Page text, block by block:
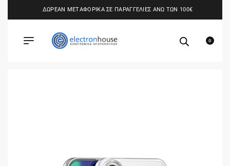
ΔΩΡΕΑΝ ΜΕΤΑΦΟΡΙΚΑ ΣΕ ΠΑΡΑΓΓΕΛΙΕΣ ΑΝΩ ΤΩΝ 100€
0